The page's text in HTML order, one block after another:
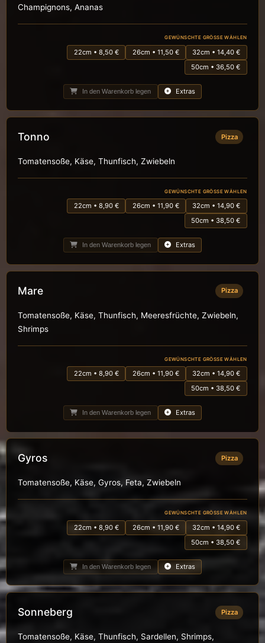
Champignons, Ananas
GEWÜNSCHTE GRÖSSE WÄHLEN
22cm • 8,50 € 26cm • 11,50 €
32cm • 14,40 €
50cm • 36,50 €
In den Warenkorb legen Extras
Tonno Pizza
Tomatensoße, Käse, Thunfisch, Zwiebeln
GEWÜNSCHTE GRÖSSE WÄHLEN
22cm • 8,90 € 26cm • 11,90 €
32cm • 14,90 €
50cm • 38,50 €
In den Warenkorb legen Extras
Mare Pizza
Tomatensoße, Käse, Thunfisch, Meeresfrüchte, Zwiebeln,
Shrimps
GEWÜNSCHTE GRÖSSE WÄHLEN
22cm • 8,90 € 26cm • 11,90 €
32cm • 14,90 €
50cm • 38,50 €
In den Warenkorb legen Extras
Gyros Pizza
Tomatensoße, Käse, Gyros, Feta, Zwiebeln
GEWÜNSCHTE GRÖSSE WÄHLEN
22cm • 8,90 € 26cm • 11,90 €
32cm • 14,90 €
50cm • 38,50 €
In den Warenkorb legen Extras
Sonneberg Pizza
Tomatensoße, Käse, Thunfisch, Sardellen, Shrimps,